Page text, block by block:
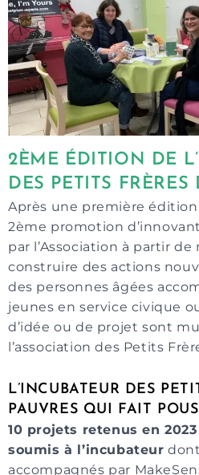
2ÈME ÉDITION DE
DES PETITS FRÈRES
Après une première édition
2ème promotion
par l’Association à partir de
construire des actions
des personnes âgées
jeunes en service civique
d’idée ou de projet sont
l’association des Petits
L’INCUBATEUR DES
PAUVRES QUI FAIT
10 projets retenus en
soumis à l’incubateur
accompagnés par